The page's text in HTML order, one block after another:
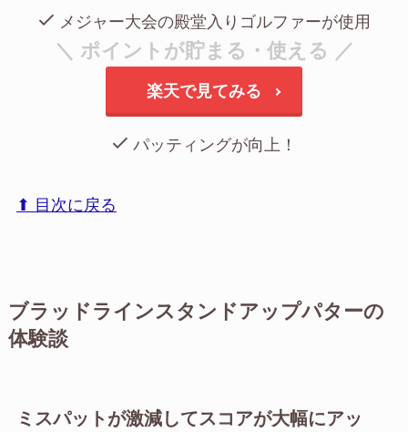
メジャー大会の殿堂入りゴルファーが使用
＼ ポイントが貯まる・使える ／
楽天で見てみる
パッティングが向上！
⬆︎ 目次に戻る
ブラッドラインスタンドアップパターの
体験談
ミスパットが激減してスコアが大幅にアッ